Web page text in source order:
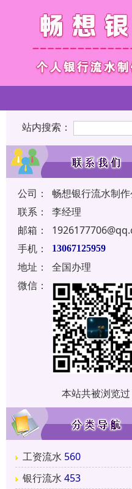
站内搜索：
公司：
畅想银行流水制作
联系：
李经理
邮箱：
手机：
13067125959
地址：
全国办理
微信：
本站共被浏览
工资流水 560
银行流水 453